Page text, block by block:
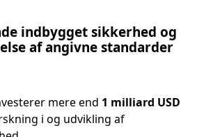
indbygget sikkerhed og
af angivne standarder
mere end 1 milliard USD
i og udvikling af